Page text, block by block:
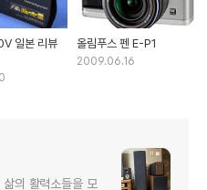
일본 리뷰
올림푸스 펜 E-P1
2009.06.16
의 활력소들을 모